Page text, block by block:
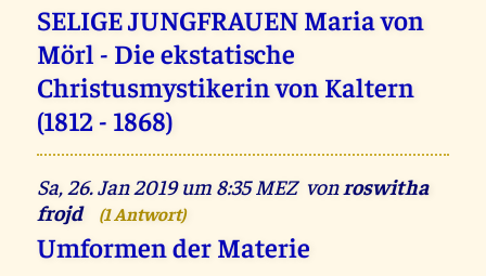
SELIGE JUNGFRAUEN Maria von
Mörl - Die ekstatische
Christusmystikerin von Kaltern
(1812 - 1868)
Sa, 26. Jan 2019 um 8:35 MEZ vonroswitha
frojd
(1 Antwort)
Umformen der Materie